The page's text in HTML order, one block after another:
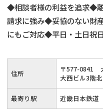
◆相談者様の利益を追求◆
請求に強み◆妥協のない財
にもご対応◆平日・土日祝
◆初回のご相談は無料◆近
の好アクセス
住所 〒577-0841
大西ビル3階北
最寄り駅 近畿日本鉄道